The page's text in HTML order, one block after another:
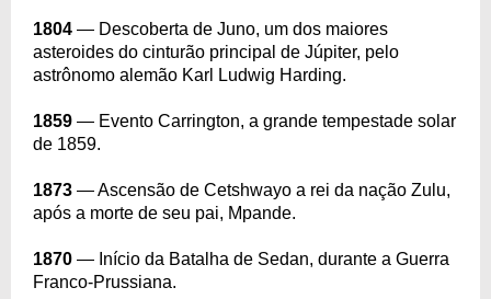
1804 — Descoberta de Juno, um dos maiores
asteroides do cinturão principal de Júpiter, pelo
astrônomo alemão Karl Ludwig Harding.
1859 — Evento Carrington, a grande tempestade solar
de 1859.
1873 — Ascensão de Cetshwayo a rei da nação Zulu,
após a morte de seu pai, Mpande.
1870 — Início da Batalha de Sedan, durante a Guerra
Franco-Prussiana.